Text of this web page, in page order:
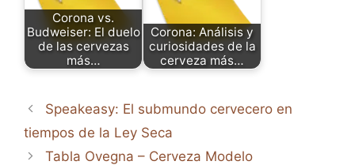
Corona vs.
Budweiser: El duelo
de las cervezas
más…
Corona: Análisis y
curiosidades de la
cerveza más…
Speakeasy: El submundo cervecero en
tiempos de la Ley Seca
Tabla Ovegna – Cerveza Modelo